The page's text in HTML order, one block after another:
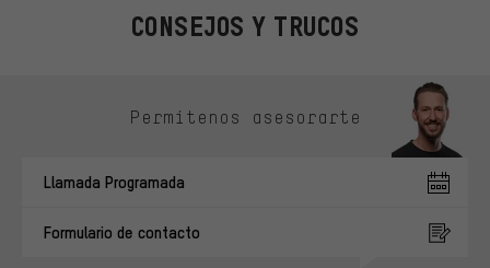
CONSEJOS Y TRUCOS
Permítenos asesorarte
Llamada Programada
Formulario de contacto